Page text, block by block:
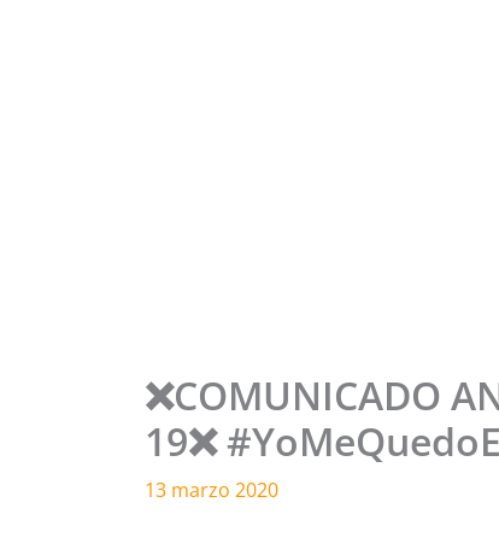
❌COMUNICADO
19❌
13 marzo 2020